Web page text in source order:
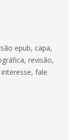
epub, capa,
revisão,
fale